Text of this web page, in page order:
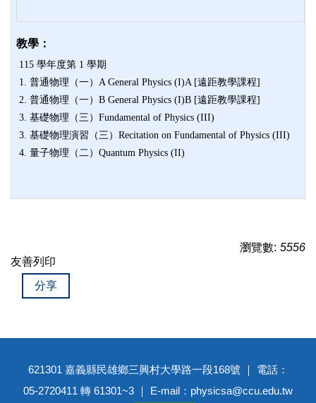
教學：
115 學年度第 1 學期
1. 普通物理（一）A General Physics (I)A [遠距教學課程]
2. 普通物理（一）B General Physics (I)B [遠距教學課程]
3. 基礎物理（三）Fundamental of Physics (III)
3. 基礎物理演習（三）Recitation on Fundamental of Physics (III)
4. 量子物理（二）Quantum Physics (II)
瀏覽數: 5556
友善列印
分享
621301 嘉義縣民雄鄉三興村大學路一段168號 ｜ 電話：
05-2720411 轉 61301~3 ｜ E-mail：physicsa@ccu.edu.tw